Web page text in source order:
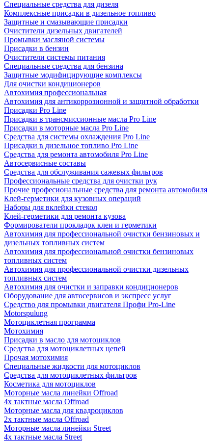
Спeциальные средства для дизеля
Комплексные присадки в дизельное топливо
Защитные и смазывающие присадки
Очистители дизельных двигателей
Промывки масляной системы
Присадки в бензин
Очистители системы питания
Специальные срeдства для бензина
Защитные модифицирующие комплексы
Для очистки кондиционеров
Автохимия профессиональная
Автохимия для антикоррозионной и защитной обработки
Присадки Pro Line
Присадки в трансмиссионные масла Pro Line
Присадки в моторные масла Pro Line
Средства для системы охлаждения Pro Line
Присадки в дизельное топливо Pro Line
Средства для ремонта автомобиля Pro Line
Автосервисные составы
Средства для обслуживания сажевых фильтров
Профессиональные средства для очистки рук
Прочие професиональные средства для ремонта автомобиля
Клей-герметики для кузовных операций
Наборы для вклейки стекол
Клей-герметики для ремонта кузова
Формирователи прокладок клеи и герметики
Автохимия для профессиональной очистки бензиновых и
дизельных топливных систем
Автохимия для профессиональной очистки бензиновых
топливных систем
Автохимия для профессиональной очистки дизельных
топливных систем
Автохимия для очистки и заправки кондиционеров
Оборудование для автосервисов и экспресс услуг
Средство для промывки двигателя Профи Pro-Line
Motorspulung
Мотоциклетная программа
Мотохимия
Присадки в масло для мотоциклов
Средства для мотоциклетных цепей
Прочая мотохимия
Специальные жидкости для мотоциклов
Средства для мотоциклетных фильтров
Косметика для мотоциклов
Моторные масла линейки Offroad
4х тактные масла Offroad
Моторные масла для квадроциклов
2х тактные масла Offroad
Моторные масла линейки Street
4х тактные масла Street